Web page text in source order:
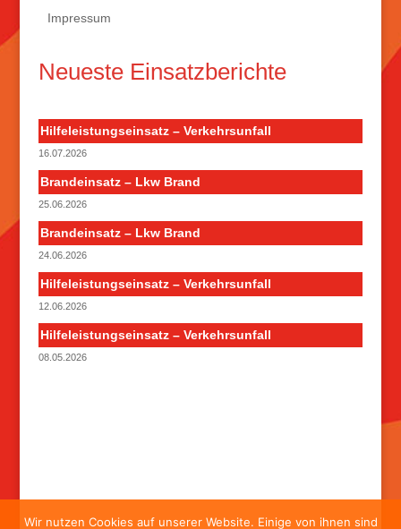
Impressum
Neueste Einsatzberichte
Hilfeleistungseinsatz – Verkehrsunfall
16.07.2026
Brandeinsatz – Lkw Brand
25.06.2026
Brandeinsatz – Lkw Brand
24.06.2026
Hilfeleistungseinsatz – Verkehrsunfall
12.06.2026
Hilfeleistungseinsatz – Verkehrsunfall
08.05.2026
Wir nutzen Cookies auf unserer Website. Einige von ihnen sind